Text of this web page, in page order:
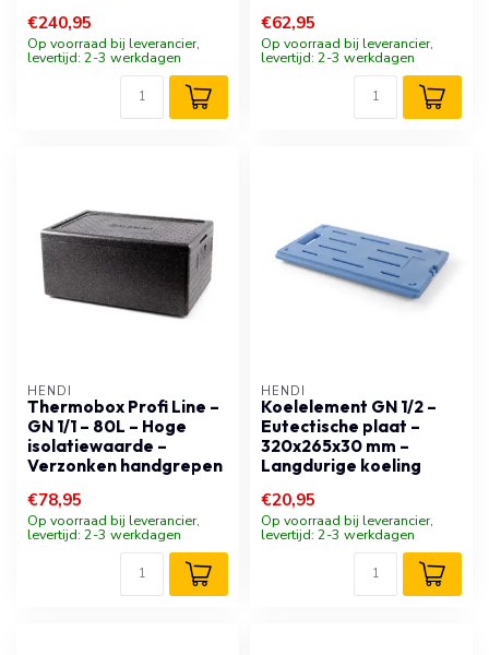
€240,95
Op voorraad bij leverancier,
levertijd: 2-3 werkdagen
€62,95
Op voorraad bij leverancier,
levertijd: 2-3 werkdagen
HENDI
Thermobox Profi Line –
GN 1/1 – 80L – Hoge
isolatiewaarde –
Verzonken handgrepen
€78,95
Op voorraad bij leverancier,
levertijd: 2-3 werkdagen
HENDI
Koelelement GN 1/2 –
Eutectische plaat –
320x265x30 mm –
Langdurige koeling
€20,95
Op voorraad bij leverancier,
levertijd: 2-3 werkdagen